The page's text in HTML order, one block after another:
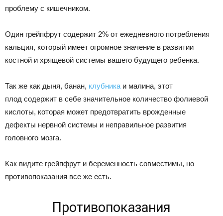
проблему с кишечником.
Один грейпфрут содержит 2% от ежедневного потребления
кальция, который имеет огромное значение в развитии
костной и хрящевой системы вашего будущего ребенка.
Так же как дыня, банан, клубника и малина, этот
плод содержит в себе значительное количество фолиевой
кислоты, которая может предотвратить врожденные
дефекты нервной системы и неправильное развития
головного мозга.
Как видите грейпфрут и беременность совместимы, но
противопоказания все же есть.
Противопоказания